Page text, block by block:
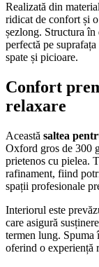
Realizată din
ridicat de confort și
șezlong. Structura în
perfectă pe
spate și picioare.
Confort
relaxare
Această saltea
Oxford gros de 300
prietenos cu pielea.
rafinament, fiind
spații profesionale
Interiorul este
care asigură
termen lung. Spuma
oferind o experiență